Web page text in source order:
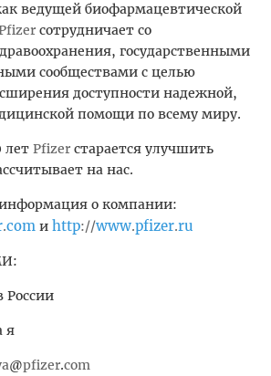
ведущей биофармацевтической
сотрудничает со
государственными
сообществами с целью
доступности надежной,
помощи по всему миру.
лет Pfizer старается улучшить
на нас.
о компании:
.com и http://www.pfizer.ru
России
я
@pfizer.com